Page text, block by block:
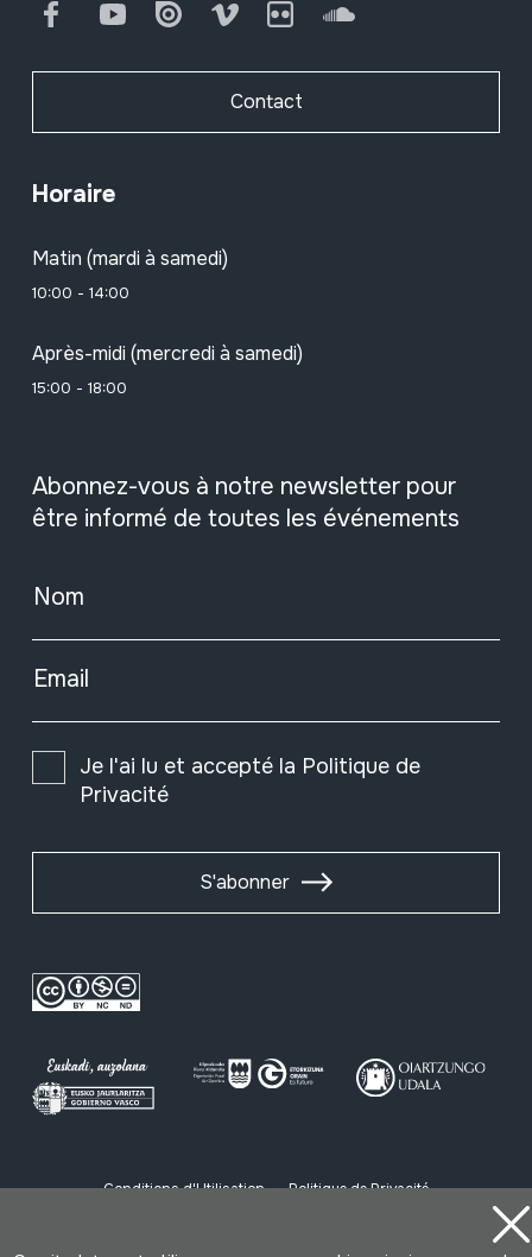
FacebookYoutube Issuu Vimeo Flickr SoundCloud
Contact
Horaire
Matin (mardi à samedi)
10:00 - 14:00
Après-midi (mercredi à samedi)
15:00 - 18:00
Abonnez-vous à notre newsletter pour
être informé de toutes les événements
Nom
Email
Je l'ai lu et accepté la Politique de
Privacité
S'abonner
Conditions d'Utilisation
Politique de Privacité